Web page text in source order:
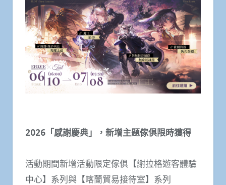
2026 「感謝慶典」，新增主題傢俱限時獲得
活動期間新增活動限定傢俱【謝拉格遊客體驗
中心】系列與【喀蘭貿易接待室】系列